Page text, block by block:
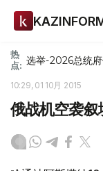
热
点: 选举-2026总统府
10:29, 01 10月 2015
俄战机空袭叙